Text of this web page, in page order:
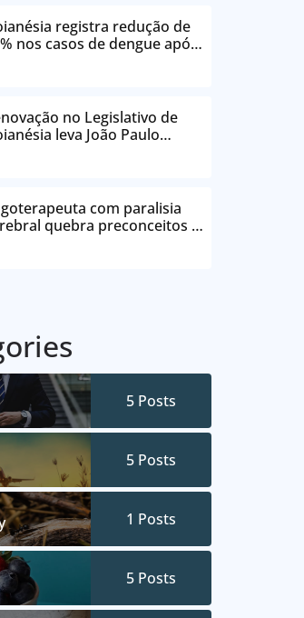
registra redução de
nos casos de dengue após
de prevenção da
no Legislativo de
leva João Paulo
à Câmara Municipal
com paralisia
quebra preconceitos e
pacientes a reencontrar
em Goianésia
5 Posts
5 Posts
1 Posts
5 Posts